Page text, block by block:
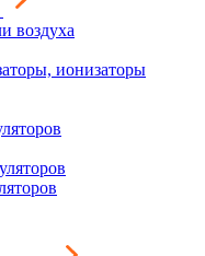
воздуха
ионизаторы